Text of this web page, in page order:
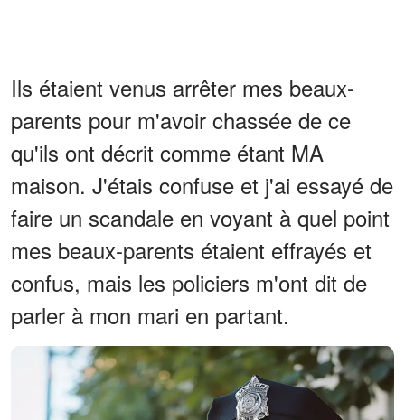
Ils étaient venus arrêter mes beaux-
parents pour m'avoir chassée de ce
qu'ils ont décrit comme étant MA
maison. J'étais confuse et j'ai essayé de
faire un scandale en voyant à quel point
mes beaux-parents étaient effrayés et
confus, mais les policiers m'ont dit de
parler à mon mari en partant.